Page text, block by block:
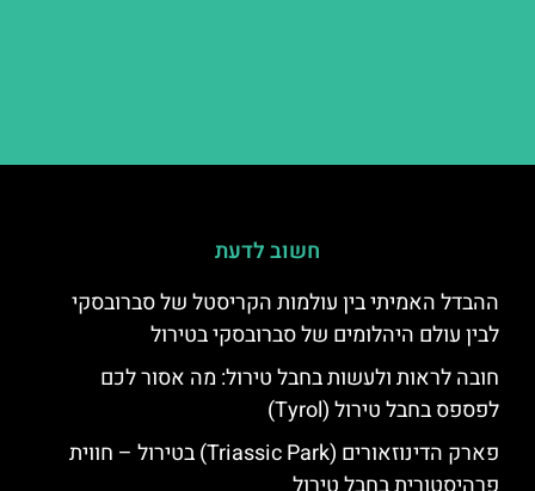
חשוב לדעת
ההבדל האמיתי בין עולמות הקריסטל של סברובסקי
לבין עולם היהלומים של סברובסקי בטירול
חובה לראות ולעשות בחבל טירול: מה אסור לכם
לפספס בחבל טירול (Tyrol)
פארק הדינוזאורים (Triassic Park) בטירול – חווית